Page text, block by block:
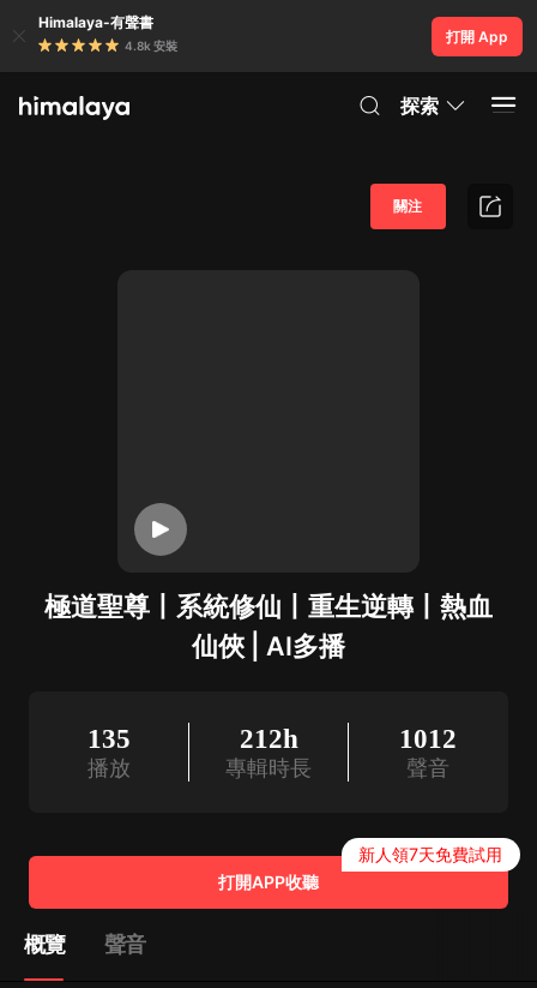
Himalaya-有聲書
4.8k 安裝
打開 App
探索
極道聖尊丨系統修仙丨重生逆轉丨熱血
仙俠 | AI多播
關注
135
播放
212h
專輯時長
1012
聲音
打開APP收聽
新人領7天免費試用
概覽 聲音